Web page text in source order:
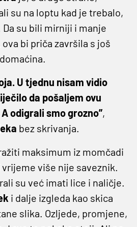
su na loptu kad je trebalo,
su bili mirniji i manje
bi priča završila s još
U tjednu nisam vidio
da pošaljem ovu
odigrali smo grozno”,
bez skrivanja.
maksimum iz momčadi
više nije saveznik.
su već imati lice i naličje.
i dalje izgleda kao skica
slika. Ozljede, promjene,